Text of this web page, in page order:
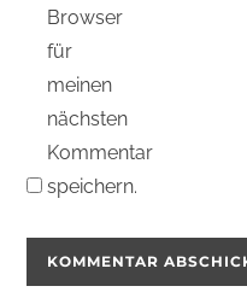
Browser
für
meinen
nächsten
Kommentar
speichern.